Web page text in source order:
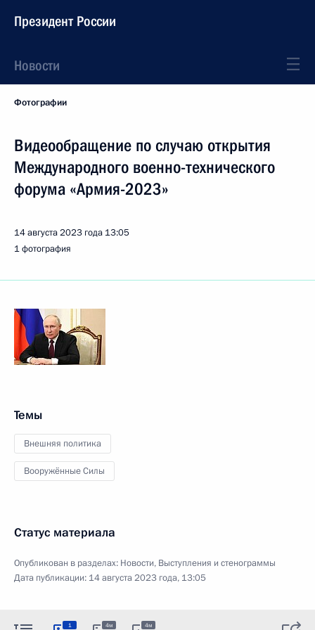
Президент России
Новости
Фотографии
Видеообращение по случаю открытия
Международного военно-технического
форума «Армия-2023»
14 августа 2023 года 13:05
1 фотография
Темы
Внешняя политика
Вооружённые Силы
Статус материала
Опубликован в разделах: Новости, Выступления и стенограммы
Дата публикации: 14 августа 2023 года, 13:05
1 4м 4м